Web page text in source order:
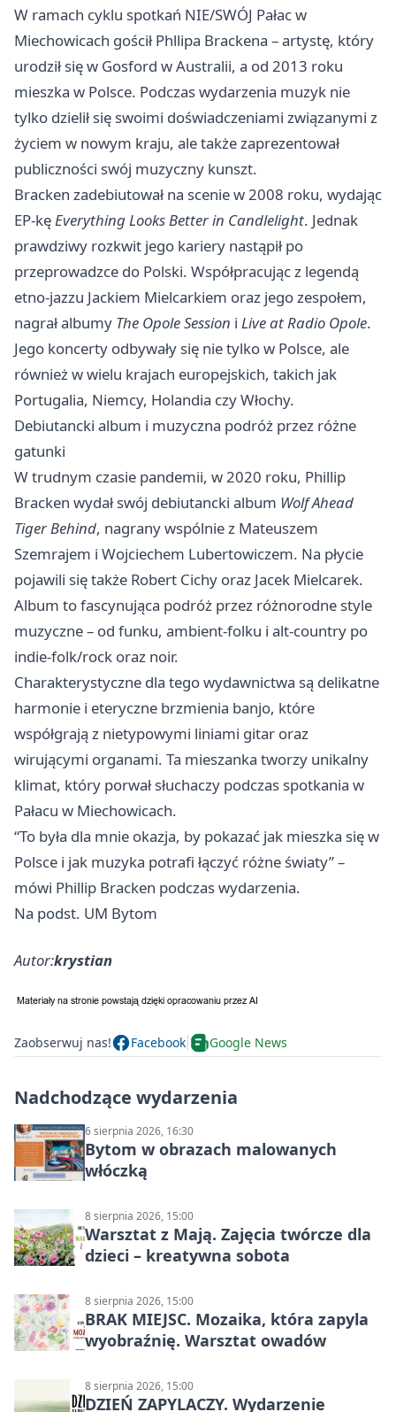
W ramach cyklu spotkań NIE/SWÓJ Pałac w
Miechowicach gościł Phllipa Brackena – artystę, który
urodził się w Gosford w Australii, a od 2013 roku
mieszka w Polsce. Podczas wydarzenia muzyk nie
tylko dzielił się swoimi doświadczeniami związanymi z
życiem w nowym kraju, ale także zaprezentował
publiczności swój muzyczny kunszt.
Bracken zadebiutował na scenie w 2008 roku, wydając
EP-kęEverything Looks Better in Candlelight. Jednak
prawdziwy rozkwit jego kariery nastąpił po
przeprowadzce do Polski. Współpracując z legendą
etno-jazzu Jackiem Mielcarkiem oraz jego zespołem,
nagrał albumy The Opole Session i Live at Radio Opole.
Jego koncerty odbywały się nie tylko w Polsce, ale
również w wielu krajach europejskich, takich jak
Portugalia, Niemcy, Holandia czy Włochy.
Debiutancki album i muzyczna podróż przez różne
gatunki
W trudnym czasie pandemii, w 2020 roku, Phillip
Bracken wydał swój debiutancki album Wolf Ahead
Tiger Behind, nagrany wspólnie z Mateuszem
Szemrajem i Wojciechem Lubertowiczem. Na płycie
pojawili się także Robert Cichy oraz Jacek Mielcarek.
Album to fascynująca podróż przez różnorodne style
muzyczne – od funku, ambient-folku i alt-country po
indie-folk/rock oraz noir.
Charakterystyczne dla tego wydawnictwa są delikatne
harmonie i eteryczne brzmienia banjo, które
współgrają z nietypowymi liniami gitar oraz
wirującymi organami. Ta mieszanka tworzy unikalny
klimat, który porwał słuchaczy podczas spotkania w
Pałacu w Miechowicach.
“To była dla mnie okazja, by pokazać jak mieszka się w
Polsce i jak muzyka potrafi łączyć różne światy” –
mówi Phillip Bracken podczas wydarzenia.
Na podst. UM Bytom
Autor:krystian
Zaobserwuj nas! Facebook Google News
Nadchodzące wydarzenia
6 sierpnia 2026, 16:30
Bytom w obrazach malowanych
włóczką
8 sierpnia 2026, 15:00
Warsztat z Mają. Zajęcia twórcze dla
dzieci – kreatywna sobota
8 sierpnia 2026, 15:00
BRAK MIEJSC. Mozaika, która zapyla
wyobraźnię. Warsztat owadów
8 sierpnia 2026, 15:00
DZIEŃ ZAPYLACZY. Wydarzenie